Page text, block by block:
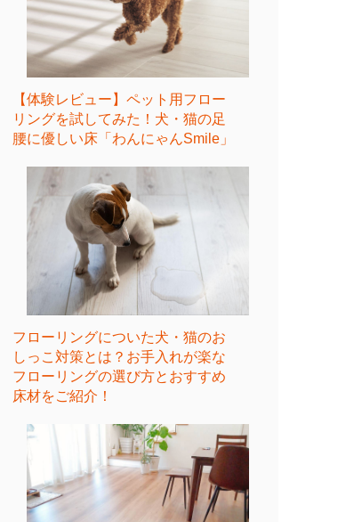
【体験レビュー】ペット用フロー
リングを試してみた！犬・猫の足
腰に優しい床「わんにゃんSmile」
フローリングについた犬・猫のお
しっこ対策とは？お手入れが楽な
フローリングの選び方とおすすめ
床材をご紹介！